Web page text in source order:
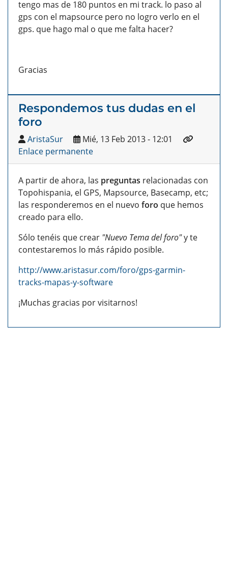
tengo mas de 180 puntos en mi track. lo paso al
gps con el mapsource pero no logro verlo en el
gps. que hago mal o que me falta hacer?
Gracias
Respondemos tus dudas en el
foro
AristaSur
Mié, 13 Feb 2013 - 12:01
Enlace permanente
A partir de ahora, las preguntas relacionadas con
Topohispania, el GPS, Mapsource, Basecamp, etc;
las responderemos en el nuevo foro que hemos
creado para ello.
Sólo tenéis que crear "Nuevo Tema del foro"y te
contestaremos lo más rápido posible.
http://www.aristasur.com/foro/gps-garmin-
tracks-mapas-y-software
¡Muchas gracias por visitarnos!